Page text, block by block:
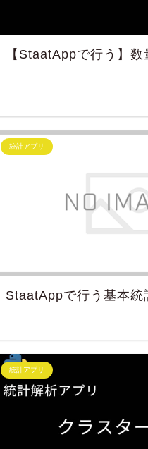
【StaatAppで行う】
統計アプリ
StaatAppで行う基本統
統計アプリ